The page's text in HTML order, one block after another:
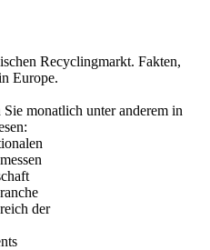
Recyclingmarkt. Fakten,
Europe.
monatlich unter anderem in
der